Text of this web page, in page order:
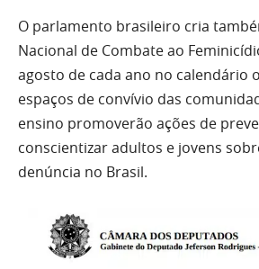
O parlamento brasileiro cria
Nacional de Combate ao
agosto de cada ano no calendário
espaços de convívio das
ensino promoverão ações de
conscientizar adultos e jovens
denúncia no Brasil.